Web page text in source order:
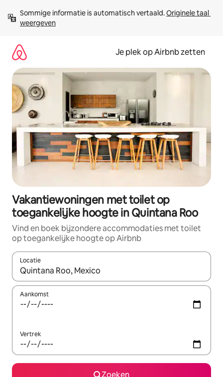
direct
naar
Sommige informatie is automatisch vertaald. Originele taal
weergeven
Je plek op Airbnb zetten
Vakantiewoningen met toilet op
toegankelijke hoogte in Quintana Roo
Vind en boek bijzondere accommodaties met toilet
op toegankelijke hoogte op Airbnb
Locatie
Wanneer er resultaten beschikbaar zijn, maak je een keuze
Aankomst
Vertrek
Zoeken